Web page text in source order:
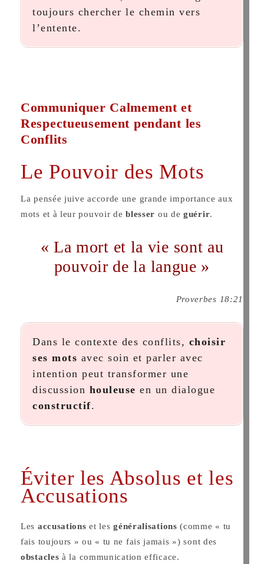
toujours chercher le chemin vers
l’entente.
Communiquer Calmement et
Respectueusement pendant les
Conflits
Le Pouvoir des Mots
La pensée juive accorde une grande importance aux
mots et à leur pouvoir deblesser ou deguérir.
« La mort et la vie sont au
pouvoir de la langue »
Proverbes 18:21
Dans le contexte des conflits, choisir
ses mots avec soin et parler avec
intention peut transformer une
discussion houleuse en un dialogue
constructif.
Éviter les Absolus et les
Accusations
Les accusations et lesgénéralisations (comme « tu
fais toujours » ou « tu ne fais jamais ») sont des
obstacles à la communication efficace.